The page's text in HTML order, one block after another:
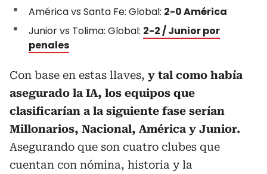
América vs Santa Fe: Global: 2-0 América
Junior vs Tolima: Global: 2-2 / Junior por
penales
Con base en estas llaves, y tal como había
asegurado la IA, los equipos que
clasificarían a la siguiente fase serían
Millonarios, Nacional, América y Junior.
Asegurando que son cuatro clubes que
cuentan con nómina, historia y la